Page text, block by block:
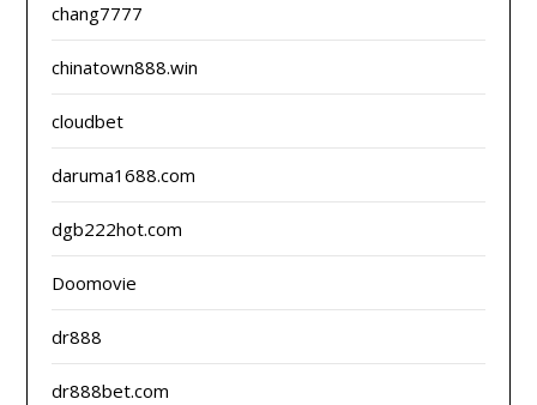
chang7777
chinatown888.win
cloudbet
daruma1688.com
dgb222hot.com
Doomovie
dr888
dr888bet.com